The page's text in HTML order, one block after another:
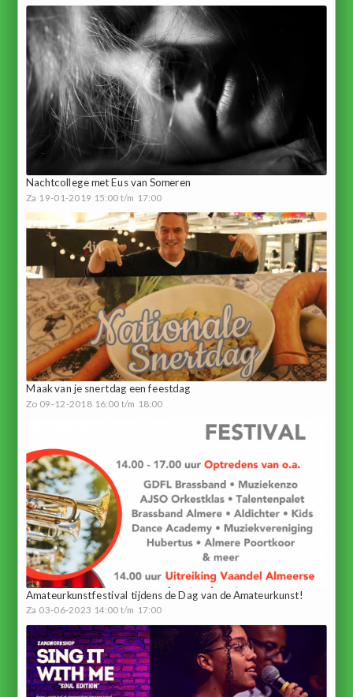
Nachtcollege met Eus van Someren
Za 19-01-2019 15:00 t/m 17:00
Maak van je snertdag een feestdag
Zo 09-12-2018 16:00 t/m 18:00
Amateurkunstfestival tijdens de Dag van de Amateurkunst!
Za 03-06-2023 14:00 t/m 17:00